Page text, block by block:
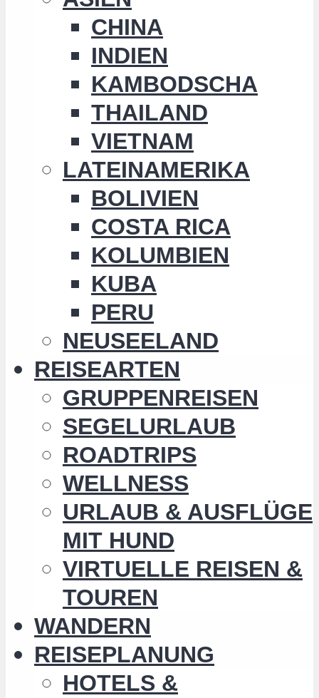
CHINA
INDIEN
KAMBODSCHA
THAILAND
VIETNAM
LATEINAMERIKA
BOLIVIEN
COSTA RICA
KOLUMBIEN
KUBA
PERU
NEUSEELAND
REISEARTEN
GRUPPENREISEN
SEGELURLAUB
ROADTRIPS
WELLNESS
URLAUB & AUSFLÜGE
MIT HUND
VIRTUELLE REISEN &
TOUREN
WANDERN
REISEPLANUNG
HOTELS &